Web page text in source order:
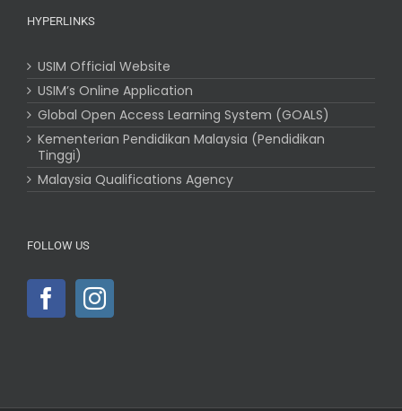
HYPERLINKS
USIM Official Website
USIM’s Online Application
Global Open Access Learning System (GOALS)
Kementerian Pendidikan Malaysia (Pendidikan
Tinggi)
Malaysia Qualifications Agency
FOLLOW US